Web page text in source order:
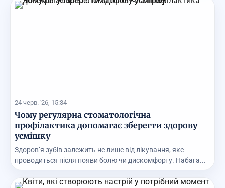
24 черв. '26, 15:34
Чому регулярна стоматологічна
профілактика допомагає зберегти здорову
усмішку
Здоров’я зубів залежить не лише від лікування, яке
проводиться після появи болю чи дискомфорту. Набага...